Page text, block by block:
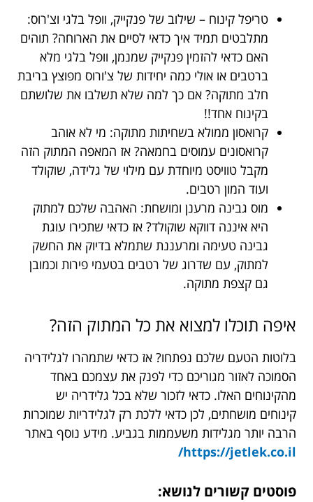
טריפל קינוח – שילוב של פנקייק, וופל בלגי וצ'רוס:
מתלבטים תמיד איך כדאי לסיים את הארוחה? תוהים
האם כדאי להזמין פנקייק שמנמן, וופל בלגי מלא
ברטבים או אולי כמה יחידות של צ'ורוס מפוצץ בריבת
חלב מתוקה? אם כך למה שלא תשלבו את שלושתם
בקינוח אחד!!
קרואסון ממולא בשחיתות מתוקה: מי לא אוהב
קרואסונים עמוסים בחמאה? אז המאפה המתוק הזה
מקבל טוויסט מיוחדת עם מילוי של גלידה, שוקולד
ועוד המון רטבים.
מוס גבינה מרענן ומושחת: האהבה שלכם למתוק
היא איננה דווקא שוקולד? אז כדאי שתכירו עוגת
גבינה טעימה ומרעננת שתמלא בדיוק את החשק
למתוק, עם שדרוג של רטבים בטעמי פירות וכמובן
גם קצפת מתוקה.
איפה תוכלו למצוא את כל המתוק הזה?
בלוטות הטעם שלכם נפתחו? אז כדאי שתמהרו לגלידריה
הסמוכה לאזור מגוריכם כדי לפנק את עצמכם באחד
מהקינוחים האלו. כדאי לזכור שלא בכל גלידריה יש
קינוחים מושחתים, לכן כדאי ללכת רק לגלידריות שמוכרות
הרבה יותר מגלידות משעממות בגביע. מידע נוסף באתר
https://jetlek.co.il/
פוסטים קשורים לנושא: